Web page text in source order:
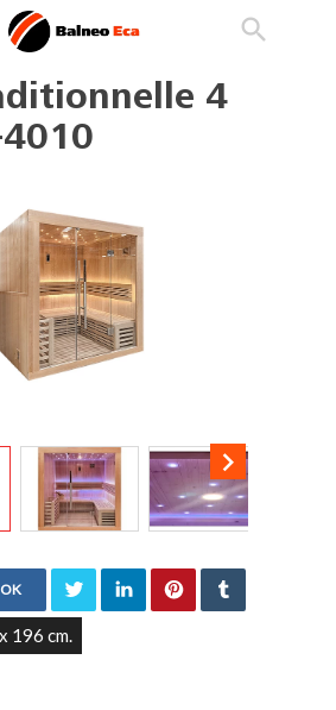
search
4
4010

196 cm.